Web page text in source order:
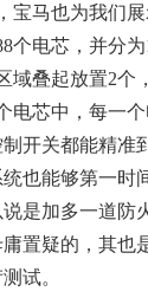
宝马也为我们
个电芯，并分
域叠起放置2个
电芯中，每一
开关都能精准
也能够第一时
是加多一道防
置疑的，其也
试。